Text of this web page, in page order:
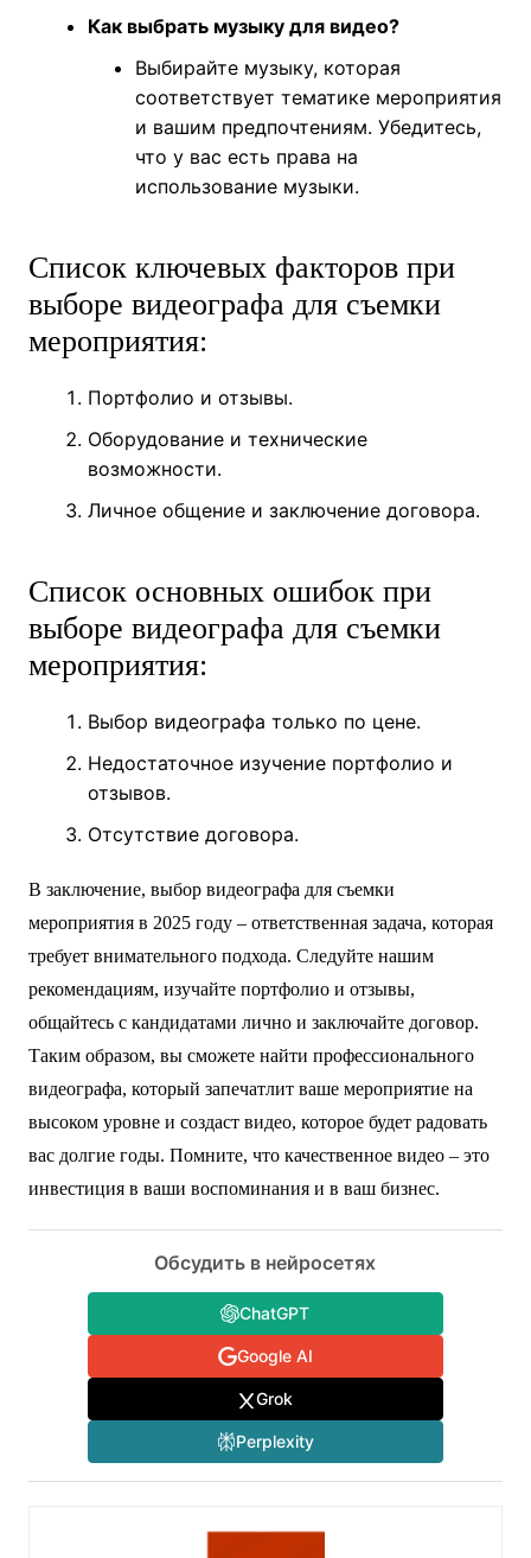
Как выбрать музыку для видео?
Выбирайте музыку, которая
соответствует тематике мероприятия
и вашим предпочтениям. Убедитесь,
что у вас есть права на
использование музыки.
Список ключевых факторов при
выборе видеографа для съемки
мероприятия:
Портфолио и отзывы.
Оборудование и технические
возможности.
Личное общение и заключение договора.
Список основных ошибок при
выборе видеографа для съемки
мероприятия:
Выбор видеографа только по цене.
Недостаточное изучение портфолио и
отзывов.
Отсутствие договора.
В заключение, выбор видеографа для съемки
мероприятия в 2025 году – ответственная задача, которая
требует внимательного подхода. Следуйте нашим
рекомендациям, изучайте портфолио и отзывы,
общайтесь с кандидатами лично и заключайте договор.
Таким образом, вы сможете найти профессионального
видеографа, который запечатлит ваше мероприятие на
высоком уровне и создаст видео, которое будет радовать
вас долгие годы. Помните, что качественное видео – это
инвестиция в ваши воспоминания и в ваш бизнес.
Обсудить в нейросетях
ChatGPT
Google AI
Grok
Perplexity